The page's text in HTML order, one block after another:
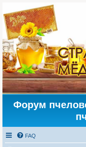
Форум
FAQ